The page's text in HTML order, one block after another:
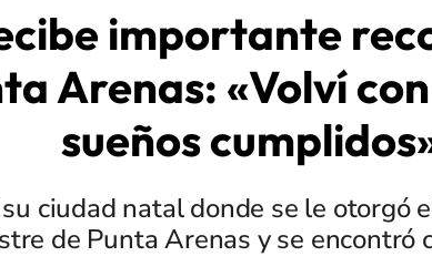
importante
Arenas: «Volví
sueños
ciudad natal donde se le otorgó
de Punta Arenas y se encontró